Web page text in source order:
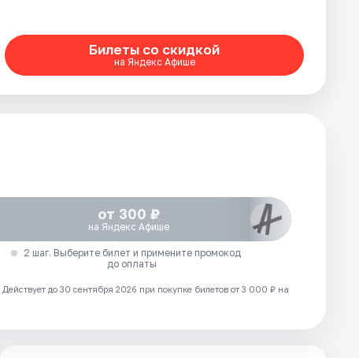
Билеты со скидкой
на Яндекс Афише
от 300 ₽
на Яндекс Афише
2 шаг. Выберите билет и примените промокод
до оплаты
Действует до 30 сентября 2026 при покупке билетов от 3 000 ₽ на